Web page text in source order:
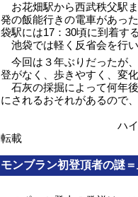
お花畑駅から西武秩父駅
発の飯能行きの電車があっ
袋駅には17：30頃に到着する
池袋では軽く反省会を行い
今回は３年ぶりだったが
登がなく、歩きやすく、変
石灰の採掘によって何年
にされるおそれがあるので
ハイキングサーク
転載
モンブラン初登頂者の謎